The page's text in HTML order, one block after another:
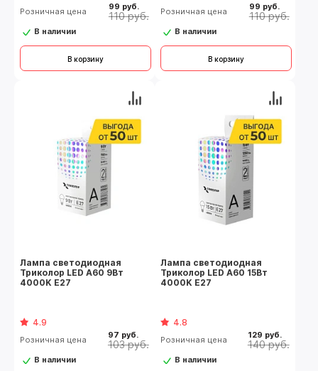
Розничная цена 99 руб.
110 руб.
В наличии
В корзину
Розничная цена 99 руб.
110 руб.
В наличии
В корзину
Лампа светодиодная
Триколор LED А60 9Вт
4000K E27
4.9
Розничная цена 97 руб.
103 руб.
В наличии
Лампа светодиодная
Триколор LED А60 15Вт
4000K E27
4.8
Розничная цена 129 руб.
140 руб.
В наличии